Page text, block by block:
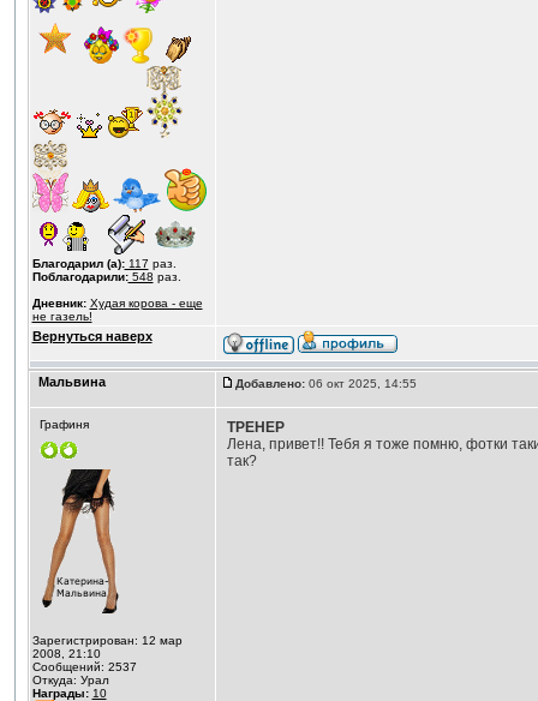
Благодарил (а):117 раз.
Поблагодарили:548 раз.
Дневник: Худая корова - еще
не газель!
Вернуться наверх
Мальвина Добавлено:06 окт 2025, 14:55
Графиня
Зарегистрирован: 12 мар
2008, 21:10
Сообщений: 2537
Откуда: Урал
Награды: 10
ТРЕНЕР
Лена, привет!! Тебя я тоже помню, фотки
так?